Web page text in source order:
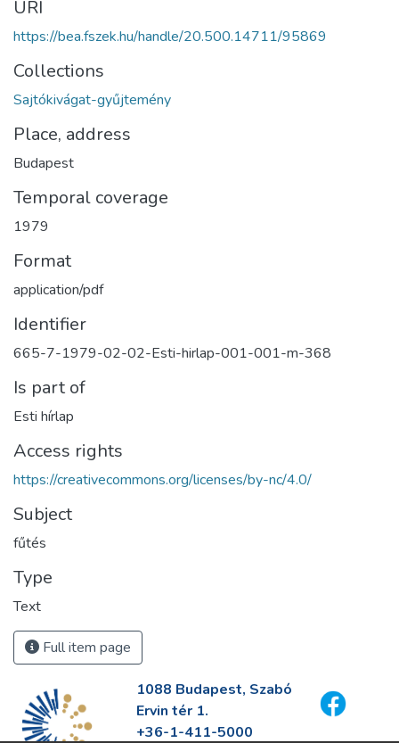
URI
https://bea.fszek.hu/handle/20.500.14711/95869
Collections
Sajtókivágat-gyűjtemény
Place, address
Budapest
Temporal coverage
1979
Format
application/pdf
Identifier
665-7-1979-02-02-Esti-hirlap-001-001-m-368
Is part of
Esti hírlap
Access rights
https://creativecommons.org/licenses/by-nc/4.0/
Subject
fűtés
Type
Text
Full item page
1088 Budapest, Szabó
Ervin tér 1.
+36-1-411-5000